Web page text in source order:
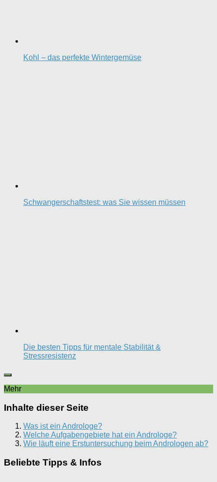
Kohl – das perfekte Wintergemüse
Schwangerschaftstest: was Sie wissen müssen
Die besten Tipps für mentale Stabilität &
Stressresistenz
Mehr
Inhalte dieser Seite
Was ist ein Androloge?
Welche Aufgabengebiete hat ein Androloge?
Wie läuft eine Erstuntersuchung beim Andrologen ab?
Beliebte Tipps & Infos